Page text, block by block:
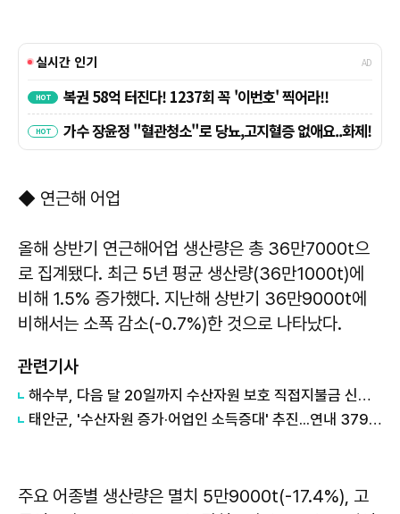
◆ 연근해 어업
올해 상반기 연근해어업 생산량은 총 36만7000t으
로 집계됐다. 최근 5년 평균 생산량(36만1000t)에
비해 1.5% 증가했다. 지난해 상반기 36만9000t에
비해서는 소폭 감소(-0.7%)한 것으로 나타났다.
관련기사
해수부, 다음 달 20일까지 수산자원 보호 직접지불금 신청 접수
태안군, '수산자원 증가·어업인 소득증대' 추진...연내 379억원 투입
주요 어종별 생산량은 멸치 5만9000t(-17.4%), 고